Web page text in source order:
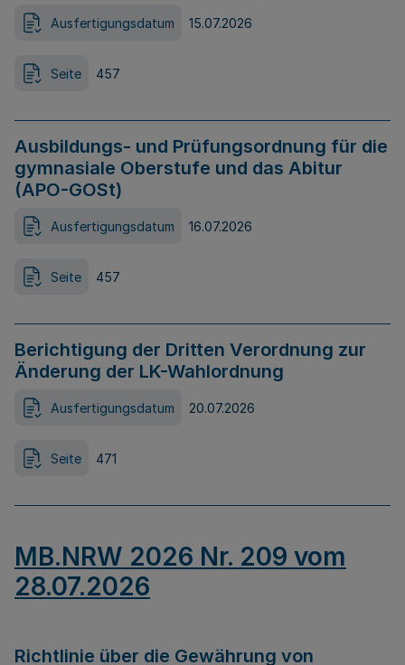
Ausfertigungsdatum 15.07.2026
Seite 457
Ausbildungs- und Prüfungsordnung für die
gymnasiale Oberstufe und das Abitur
(APO-GOSt)
Ausfertigungsdatum 16.07.2026
Seite 457
Berichtigung der Dritten Verordnung zur
Änderung der LK-Wahlordnung
Ausfertigungsdatum 20.07.2026
Seite 471
MB.NRW 2026 Nr. 209 vom
28.07.2026
Richtlinie über die Gewährung von